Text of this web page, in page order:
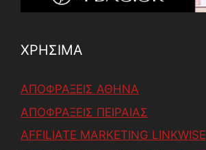
ΧΡΗΣΙΜΑ
ΑΠΟΦΡΑΞΕΙΣ ΑΘΗΝΑ
ΑΠΟΦΡΑΞΕΙΣ ΠΕΙΡΑΙΑΣ
AFFILIATE MARKETING LINKWISE